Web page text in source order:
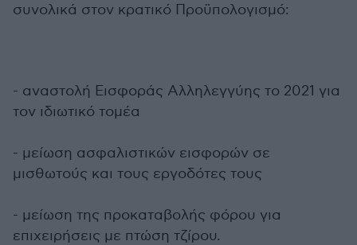
συνολικά στον κρατικό Προϋπολογισμό:
- αναστολή Εισφοράς Αλληλεγγύης το 2021 για
τον ιδιωτικό τομέα
- μείωση ασφαλιστικών εισφορών σε
μισθωτούς και τους εργοδότες τους
- μείωση της προκαταβολής φόρου για
επιχειρήσεις με πτώση τζίρου.